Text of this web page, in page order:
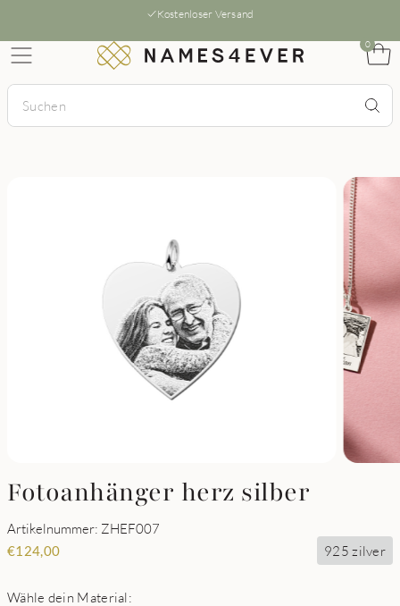
Kostenloser Versand
0
Fotoanhänger herz silber
Artikelnummer: ZHEF007
€124,00 925 zilver
Wähle dein Material: